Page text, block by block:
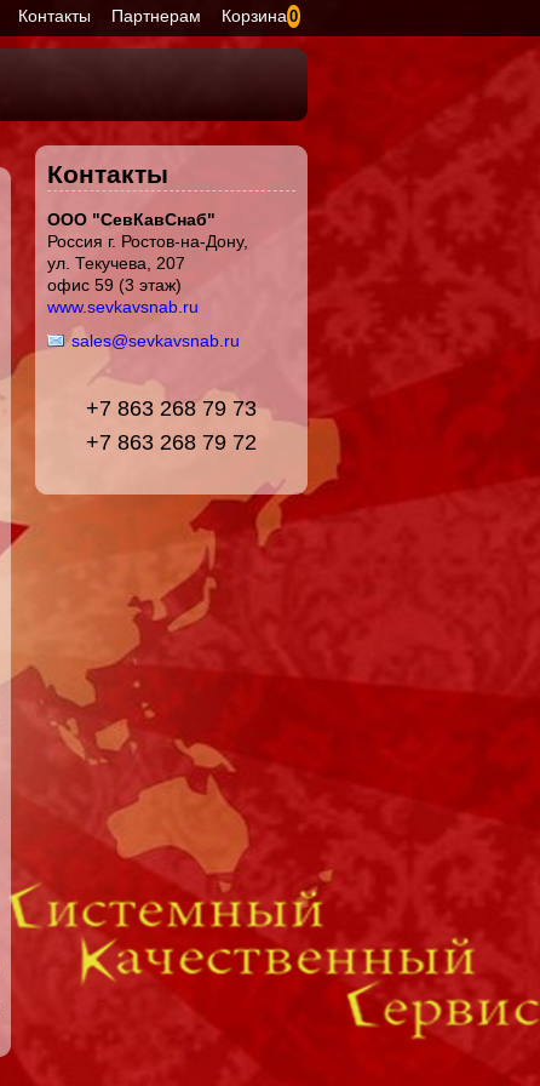
Контакты Партнерам Корзина 0
Контакты
ООО "СевКавСнаб"
Россия г. Ростов-на-Дону,
ул. Текучева, 207
офис 59 (3 этаж)
www.sevkavsnab.ru
sales@sevkavsnab.ru
+7 863 268 79 73
+7 863 268 79 72